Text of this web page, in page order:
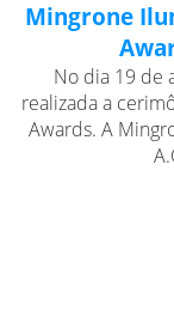
Mingrone
No dia 19 de
realizada a
Awards. A